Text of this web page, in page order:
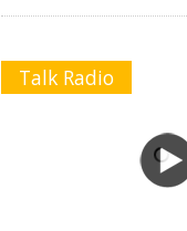
Talk Radio